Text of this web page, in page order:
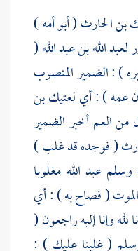
بن الحارث( أبو أمه )
لعبد الله بن عبد الله(
) : الضمير المنصوب
عمه ) : أيلعتيك بن
العم أخبر الضمير
( فوجده قد غلب )
عبد الله مغلوبا
الموت ( فصاح به ) : أي
وإنا إليه راجعون (
( غلبنا عليك ) :